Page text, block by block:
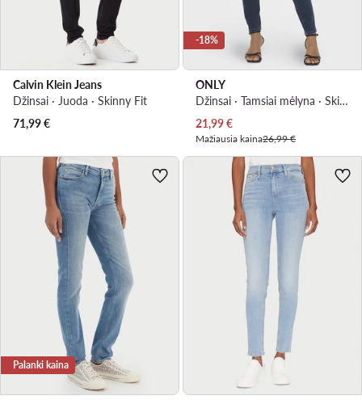
Calvin Klein Jeans
Džinsai · Juoda · Skinny Fit
71,99€
-18%
ONLY
Džinsai · Tamsiai mėlyna · Skinny Fit
Dabartinė kaina
21,99€
Mažiausia kaina26,99 €
Palanki kaina